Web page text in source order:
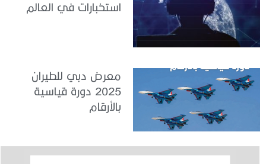
استخبارات في العالم
معرض دبي للطيران
2025 دورة قياسية
بالأرقام